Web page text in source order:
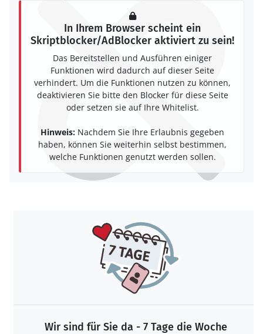
In Ihrem Browser scheint ein
Skriptblocker/AdBlocker aktiviert zu sein!
Das Bereitstellen und Ausführen einiger
Funktionen wird dadurch auf dieser Seite
verhindert. Um die Funktionen nutzen zu können,
deaktivieren Sie bitte den Blocker für diese Seite
oder setzen sie auf Ihre Whitelist.
Hinweis: Nachdem Sie Ihre Erlaubnis gegeben
haben, können Sie weiterhin selbst bestimmen,
welche Funktionen genutzt werden sollen.
Wir sind für Sie da - 7 Tage die Woche